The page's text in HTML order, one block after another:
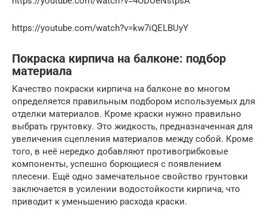
https://youtube.com/watch?v=kw7iQELBUyY
Покраска кирпича на балконе: подбор
материала
Качество покраски кирпича на балконе во многом
определяется правильным подбором используемых для
отделки материалов. Кроме краски нужно правильно
выбрать грунтовку. Это жидкость, предназначенная для
увеличения сцепления материалов между собой. Кроме
того, в неё нередко добавляют противогрибковые
компоненты, успешно борющиеся с появлением
плесени. Ещё одно замечательное свойство грунтовки
заключается в усилении водостойкости кирпича, что
приводит к уменьшению расхода краски.